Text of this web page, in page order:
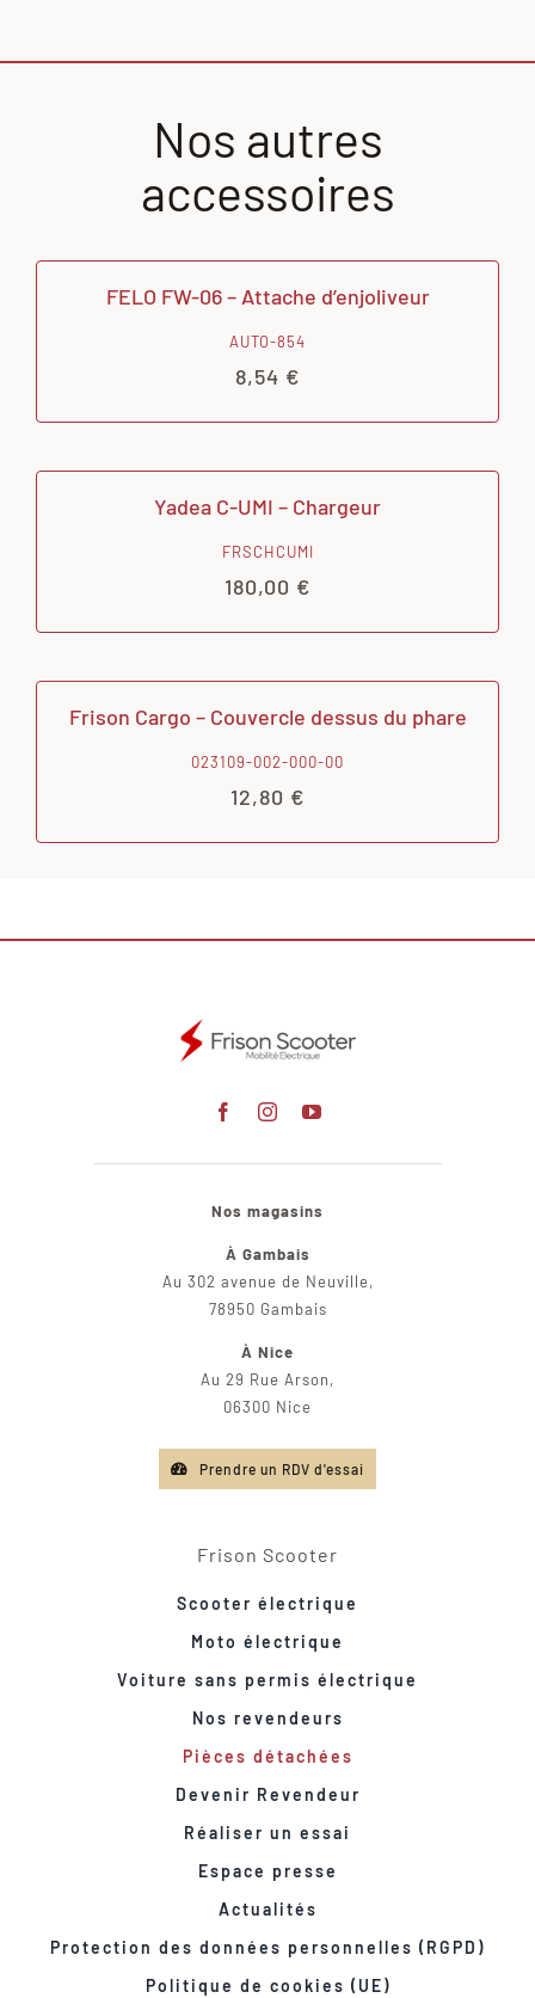
Nos autres
accessoires
FELO FW-06 – Attache d’enjoliveur
AUTO-854
8,54 €
Yadea C-UMI – Chargeur
FRSCHCUMI
180,00 €
Frison Cargo – Couvercle dessus du phare
023109-002-000-00
12,80 €
Nos magasins
À Gambais
Au 302 avenue de Neuville,
78950 Gambais
À Nice
Au 29 Rue Arson,
06300 Nice
Prendre un RDV d'essai
Frison Scooter
Scooter électrique
Moto électrique
Voiture sans permis électrique
Nos revendeurs
Pièces détachées
Devenir Revendeur
Réaliser un essai
Espace presse
Actualités
Protection des données personnelles (RGPD)
Politique de cookies (UE)